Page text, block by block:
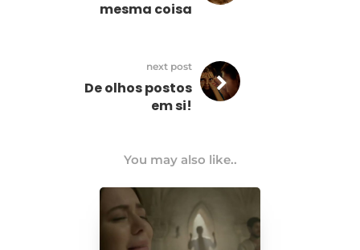
mesma coisa
next post
De olhos postos
em si!
You may also like..